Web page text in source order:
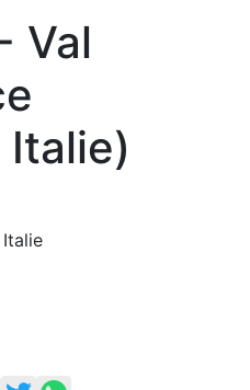
Val
Italie)